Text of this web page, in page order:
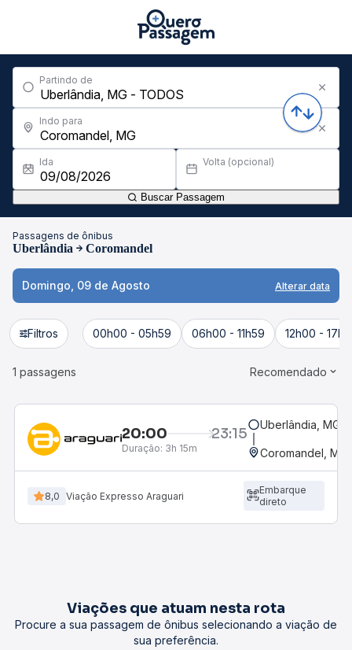
Partindo de
Indo para
Ida Volta (opcional)
Buscar Passagem
Passagens de ônibus
Uberlândia Coromandel
Domingo, 09 de Agosto Alterar data
Filtros 00h00 - 05h59 06h00 - 11h59 12h00 -
1 passagens Recomendado
20:00 23:15
Duração: 3h 15m
Uberlândia, MG -
Coromandel, MG
8,0 Viação Expresso Araguari
Embarque
direto
Viações que atuam nesta rota
Procure a sua passagem de ônibus selecionando a viação de
sua preferência.